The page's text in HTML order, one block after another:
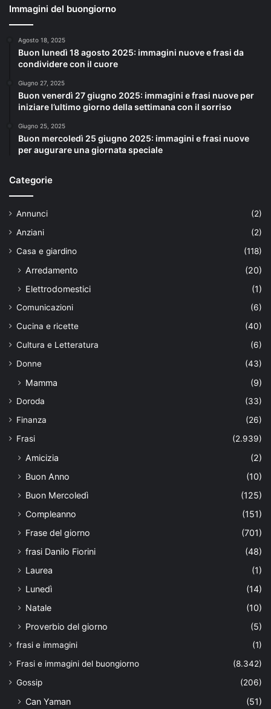
Immagini del buongiorno
Agosto 18, 2025
Buon lunedì 18 agosto 2025: immagini nuove e frasi da
condividere con il cuore
Giugno 27, 2025
Buon venerdì 27 giugno 2025: immagini e frasi nuove per
iniziare l’ultimo giorno della settimana con il sorriso
Giugno 25, 2025
Buon mercoledì 25 giugno 2025: immagini e frasi nuove
per augurare una giornata speciale
Categorie
Annunci
(2)
Anziani
(2)
Casa e giardino
(118)
Arredamento
(20)
Elettrodomestici
(1)
Comunicazioni
(6)
Cucina e ricette
(40)
Cultura e Letteratura
(6)
Donne
(43)
Mamma (9)
Doroda
(33)
Finanza
(26)
Frasi
(2.939)
Amicizia
(2)
Buon Anno
(10)
Buon Mercoledì
(125)
Compleanno
(151)
Frase del giorno
(701)
frasi Danilo Fiorini
(48)
Laurea
(1)
Lunedì
(14)
Natale
(10)
Proverbio del giorno
(5)
frasi e immagini
(1)
Frasi e immagini del buongiorno
(8.342)
Gossip
(206)
Can Yaman (51)